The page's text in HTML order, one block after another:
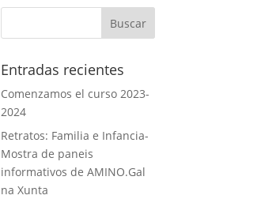
Entradas recientes
Comenzamos el curso 2023-
2024
Retratos: Familia e Infancia-
Mostra de paneis
informativos de AMINO.Gal
na Xunta